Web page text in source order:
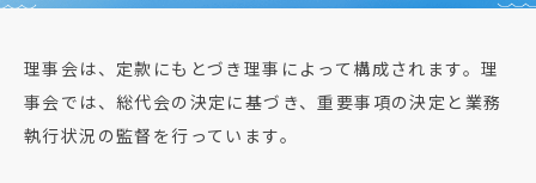
理事会は、定款にもとづき理事によって構成されます。理
事会では、総代会の決定に基づき、重要事項の決定と業務
執行状況の監督を行っています。